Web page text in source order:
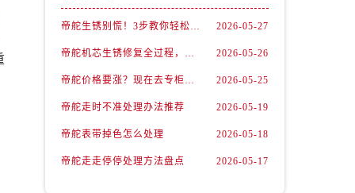
帝舵生锈别慌！3步教你轻松拯救爱表 2026-05-27
帝舵机芯生锈修复全过程，看完我惊呆了！ 2026-05-26
帝舵价格要涨？现在去专柜还能抄底这些款 2026-05-25
帝舵走时不准处理办法推荐 2026-05-19
帝舵表带掉色怎么处理 2026-05-18
帝舵走走停停处理方法盘点 2026-05-17